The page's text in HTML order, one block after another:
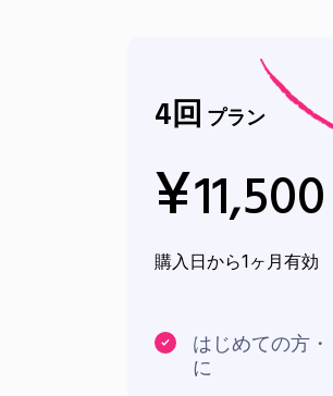
4回 プラン
¥11,500
購入日から1ヶ月有効
はじめての方
に